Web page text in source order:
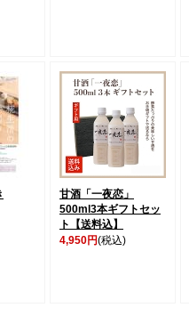
甘酒「一夜恋」
500ml3本ギフトセッ
ト【送料込】
4,950円(税込)